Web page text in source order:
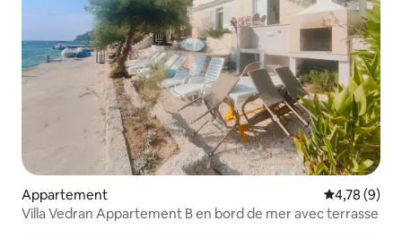
Appartement Évaluation
4,78 (9)
Villa Vedran Appartement B en bord de mer avec terrasse